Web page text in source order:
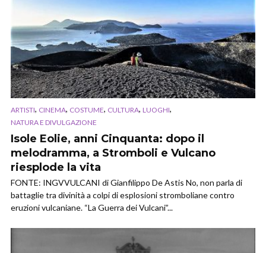
ARTISTI, CINEMA, COSTUME, CULTURA, LUOGHI,
NATURA E DIVULGAZIONE
Isole Eolie, anni Cinquanta: dopo il
melodramma, a Stromboli e Vulcano
riesplode la vita
FONTE: INGVVULCANI di Gianfilippo De Astis No, non parla di
battaglie tra divinità a colpi di esplosioni stromboliane contro
eruzioni vulcaniane. “La Guerra dei Vulcani”...